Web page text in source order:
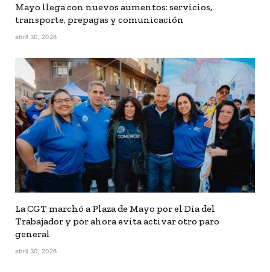
Mayo llega con nuevos aumentos: servicios,
transporte, prepagas y comunicación
abril 30, 2026
La CGT marchó a Plaza de Mayo por el Día del
Trabajador y por ahora evita activar otro paro
general
abril 30, 2026